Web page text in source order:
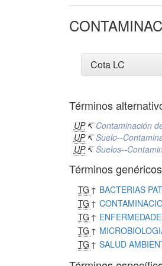
Cota LC
Términos
UP ↸Contaminación
UP ↸Suelo--
UP ↸Suelos--
Términos genéricos
TG ↑ BACTERIAS
TG ↑
TG ↑
TG ↑
TG ↑SALUD